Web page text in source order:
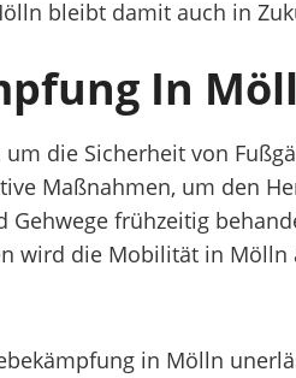
bleibt damit auch in
In
die Sicherheit von
Maßnahmen, um den
frühzeitig
wird die Mobilität in
in Mölln